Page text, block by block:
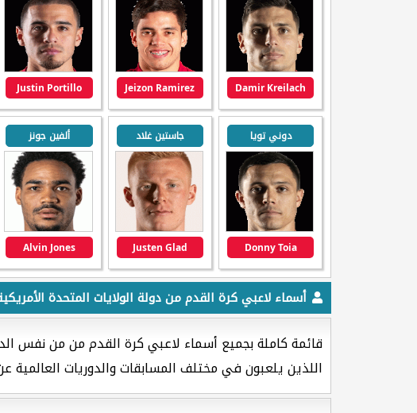
Damir Kreilach
Jeizon Ramirez
Justin Portillo
دوني تويا
Donny Toia
جاستين غلاد
Justen Glad
ألفين جونز
Alvin Jones
أسماء لاعبي كرة القدم من دولة الولايات المتحدة
قائمة كاملة بجميع أسماء لاعبي كرة القدم من من نفس
اللذين يلعبون في مختلف المسابقات والدوريات